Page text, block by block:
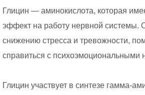
Глицин — аминокислота, которая
эффект на работу нервной системы.
снижению стресса и тревожности,
справиться с психоэмоциональными
Глицин участвует в синтезе гамма-